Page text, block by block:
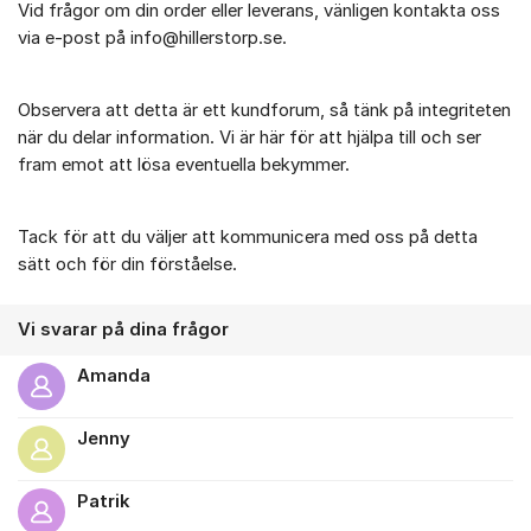
Vid frågor om din order eller leverans, vänligen kontakta oss
via e-post på info@hillerstorp.se.
Observera att detta är ett kundforum, så tänk på integriteten
när du delar information. Vi är här för att hjälpa till och ser
fram emot att lösa eventuella bekymmer.
Tack för att du väljer att kommunicera med oss på detta
sätt och för din förståelse.
Vi svarar på dina frågor
Amanda
Jenny
Patrik